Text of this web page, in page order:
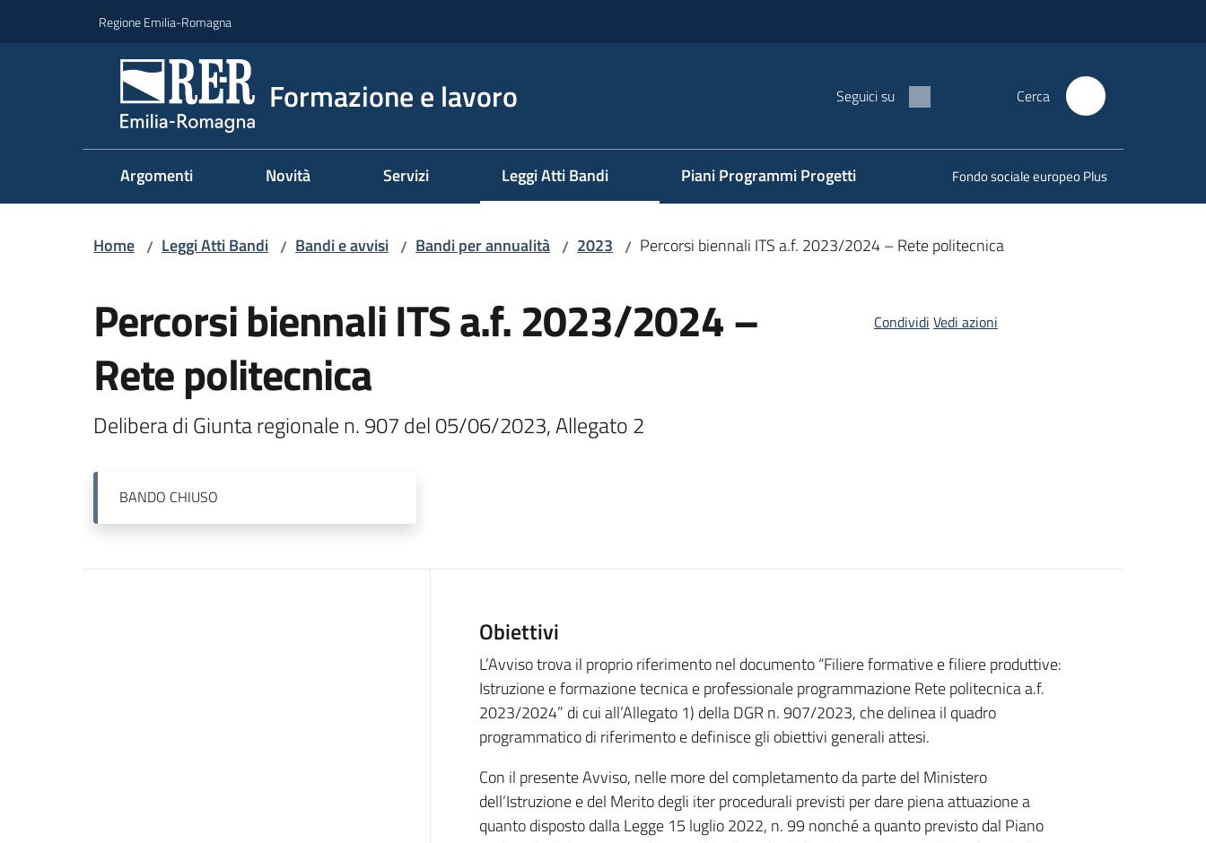
Regione Emilia-Romagna
Formazione e lavoro Seguici su Cerca
Argomenti Novità Servizi Leggi Atti Bandi Piani Programmi Progetti Fondo sociale europeo Plus
Home / Leggi Atti Bandi / Bandi e avvisi / Bandi per annualità / 2023 / Percorsi biennali ITS a.f. 2023/2024 – Rete politecnica
Percorsi biennali ITS a.f. 2023/2024 –
Rete politecnica
Delibera di Giunta regionale n. 907 del 05/06/2023, Allegato 2
BANDO CHIUSO
Condividi Vedi azioni
Descrizione
Obiettivi
L’Avviso trova il proprio riferimento nel documento “Filiere formative e filiere produttive:
Istruzione e formazione tecnica e professionale programmazione Rete politecnica a.f.
2023/2024” di cui all’Allegato 1) della DGR n. 907/2023, che delinea il quadro
programmatico di riferimento e definisce gli obiettivi generali attesi.
Con il presente Avviso, nelle more del completamento da parte del Ministero
dell’Istruzione e del Merito degli iter procedurali previsti per dare piena attuazione a
quanto disposto dalla Legge 15 luglio 2022, n. 99 nonché a quanto previsto dal Piano